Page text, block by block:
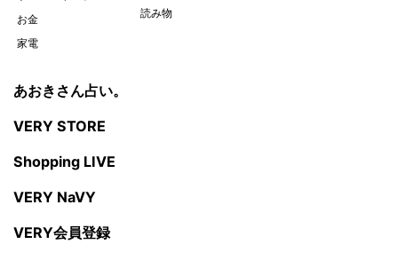
お金
家電
読み物
あおきさん占い。
VERY STORE
Shopping LIVE
VERY NaVY
VERY会員登録